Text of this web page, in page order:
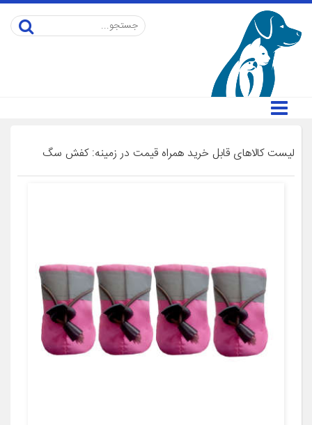
لیست کالاهای قابل خرید همراه قیمت در زمینه: کفش سگ